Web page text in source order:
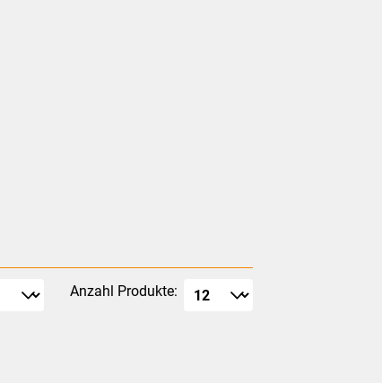
Anzahl Produkte: